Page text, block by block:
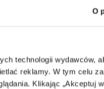
O
technologii wydawców,
reklamy. W tym celu
Klikając „Akceptuj
Zobacz